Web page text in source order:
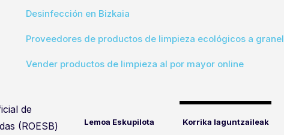
Desinfección en Bizkaia
Proveedores de productos de limpieza ecológicos a granel
Vender productos de limpieza al por mayor online
de
(ROESB)
Lemoa Eskupilota
Korrika laguntzaileak